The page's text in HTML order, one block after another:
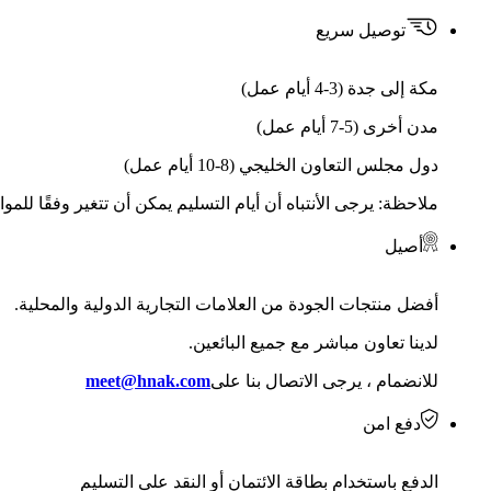
توصيل سريع
مكة إلى جدة (3-4 أيام عمل)
مدن أخرى (5-7 أيام عمل)
دول مجلس التعاون الخليجي (8-10 أيام عمل)
ملاحظة: يرجى الأنتباه أن أيام التسليم يمكن أن تتغير وفقًا
أصيل
أفضل منتجات الجودة من العلامات التجارية الدولية والمحلية.
لدينا تعاون مباشر مع جميع البائعين.
للانضمام ، يرجى الاتصال بنا علىmeet@hnak.com
دفع امن
الدفع باستخدام بطاقة الائتمان أو النقد على التسليم